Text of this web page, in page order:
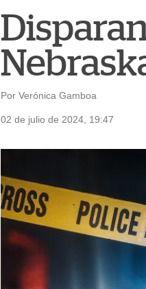
Por Verónica Gamboa
02 de julio de 2024, 19:47